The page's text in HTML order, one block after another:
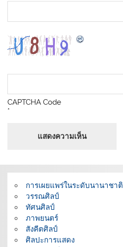
CAPTCHA Code
*
การเผยแพร่ในระดับนานาชาติ
วรรณศิลป์
ทัศนศิลป์
ภาพยนตร์
สังคีตศิลป์
ศิลปะการแสดง